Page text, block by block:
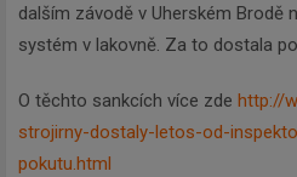
dalším závodě v Uherském Brodě
systém v lakovně. Za to dostala
O těchto sankcích více zde http://
strojirny-dostaly-letos-od-
pokutu.html